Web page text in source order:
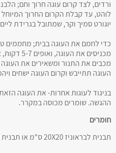
ורדים, לצד קרום עוגה חרוך וחם;
לוהט, עד קבלת הקרום החרוך
יוגורט סמיך וקר, שמתובל בגרידת
מכניסים את
העוגה תתייבש וקרום העוגה ישחים
בניגוד לעוגות אחרות- את העוגה
ההגשה. שומרים מכוסה במקרר.
חומרים
תבנית לבראוניז 20X20 ס"מ או תבנית טוסטר אובן בנפח דומה